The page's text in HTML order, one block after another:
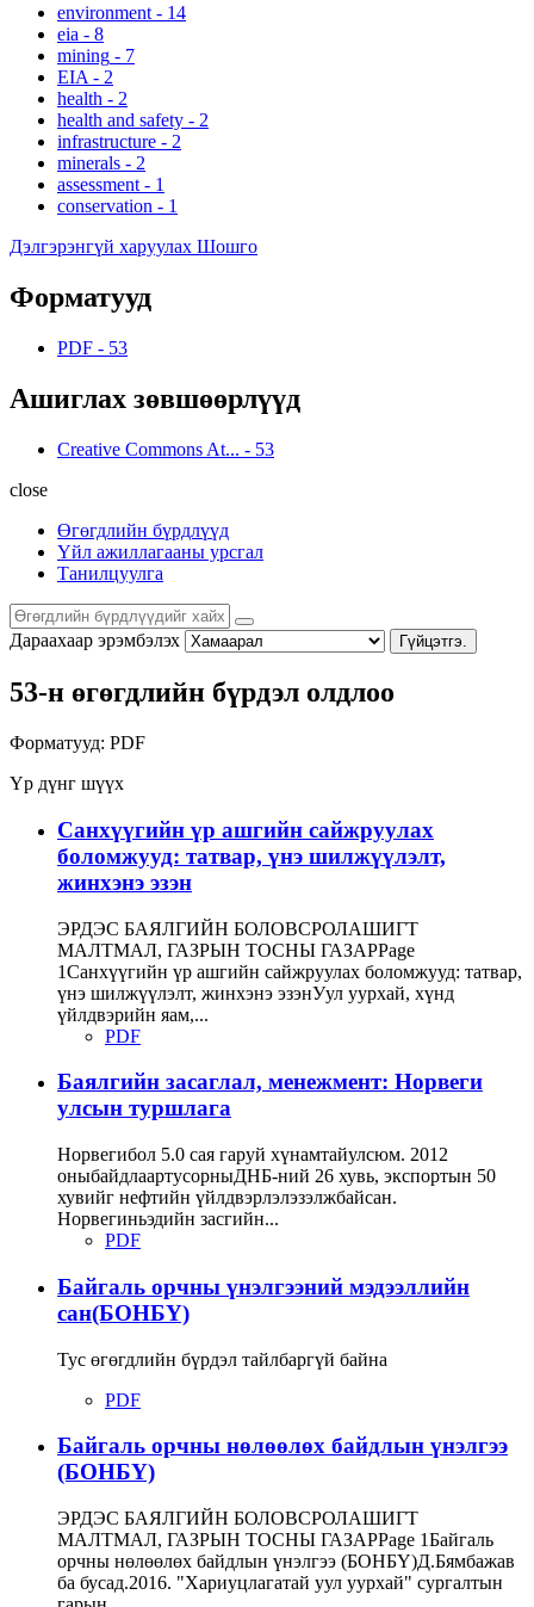
environment - 14
eia - 8
mining - 7
EIA - 2
health - 2
health and safety - 2
infrastructure - 2
minerals - 2
assessment - 1
conservation - 1
Дэлгэрэнгүй харуулах Шошго
Форматууд
PDF - 53
Ашиглах зөвшөөрлүүд
Creative Commons At... - 53
close
Өгөгдлийн бүрдлүүд
Үйл ажиллагааны урсгал
Танилцуулга
Дараахаар эрэмбэлэх Гүйцэтгэ.
53-н өгөгдлийн бүрдэл олдлоо
Форматууд: PDF
Үр дүнг шүүх
Санхүүгийн үр ашгийн сайжруулах
боломжууд: татвар, үнэ шилжүүлэлт,
жинхэнэ эзэн
ЭРДЭС БАЯЛГИЙН БОЛОВСРОЛАШИГТ
МАЛТМАЛ, ГАЗРЫН ТОСНЫ ГАЗАРPage
1Санхүүгийн үр ашгийн сайжруулах боломжууд: татвар,
үнэ шилжүүлэлт, жинхэнэ эзэнУул уурхай, хүнд
үйлдвэрийн яам,...
PDF
Баялгийн засаглал, менежмент: Норвеги
улсын туршлага
Норвегибол 5.0 сая гаруй хүнамтайулсюм. 2012
оныбайдлаартусорныДНБ-ний 26 хувь, экспортын 50
хувийг нефтийн үйлдвэрлэлэзэлжбайсан.
Норвегиньэдийн засгийн...
PDF
Байгаль орчны үнэлгээний мэдээллийн
сан(БОНБҮ)
Тус өгөгдлийн бүрдэл тайлбаргүй байна
PDF
Байгаль орчны нөлөөлөх байдлын үнэлгээ
(БОНБҮ)
ЭРДЭС БАЯЛГИЙН БОЛОВСРОЛАШИГТ
МАЛТМАЛ, ГАЗРЫН ТОСНЫ ГАЗАРPage 1Байгаль
орчны нөлөөлөх байдлын үнэлгээ (БОНБҮ)Д.Бямбажав
ба бусад.2016. "Хариуцлагатай уул уурхай" сургалтын